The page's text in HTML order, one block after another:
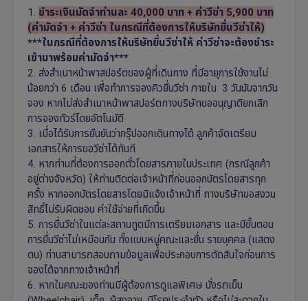
1. ชำระเงินมัดจำท่านละ 40,000 บาท + ค่าวีซ่า 5,900 บาท
(ค่ามัดจำ + ค่าวีซ่า ในกรณีที่ต้องการให้บริษัทยื่นวีซ่าให้)
***ในกรณีที่ต้องการให้บริษัทยื่นวีซ่าให้ ค่าวีซ่าจะต้องชำระ
เข้ามาพร้อมค่ามัดจำ***
2. ส่งสำเนาหน้าพาสปอร์ตของผู้ที่เดินทาง ที่มีอายุการใช้งานไม่
น้อยกว่า 6 เดือน เพื่อทำการจองคิวยื่นวีซ่า ภายใน 3 วันนับจากวัน
จอง หากไม่ส่งสำเนาหน้าพาสปอร์ตทางบริษัทขออนุญาติยกเลิก
การจองทัวร์โดยอัตโนมัติ
3. เมื่อได้รับการยืนยันว่ากรุ๊ปออกเดินทางได้ ลูกค้าจัดเตรียม
เอกสารให้การขอวีซ่าได้ทันที
4. หากท่านที่ต้องการออกตั๋วโดยสารภายในประเทศ (กรณีลูกค้า
อยู่ต่างจังหวัด) ให้ท่านติดต่อเจ้าหน้าที่ก่อนออกบัตรโดยสารทุก
ครั้ง หากออกบัตรโดยสารโดยมิแจ้งเจ้าหน้าที่ ทางบริษัทขอสงวน
สิทธิ์ไม่รับผิดชอบ ค่าใช้จ่ายที่เกิดขึ้น
5. การยื่นวีซ่าในแต่ละสถานทูตมีการเตรียมเอกสาร และมีขั้นตอน
การยื่นวีซ่าไม่เหมือนกัน ทั้งแบบหมู่คณะและยื่น รายบุคคล (แสดง
ตน) ท่านสามารถสอบถามข้อมูลเพื่อประกอบการตัดสินใจก่อนการ
จองได้จากทางเจ้าหน้าที่
6. หากในคณะของท่านมีผู้ต้องการดูแลพิเศษ นั่งรถเข็น